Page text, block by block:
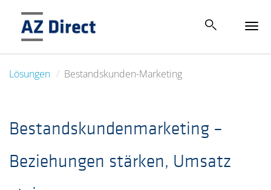
Lösungen Bestandskunden-Marketing
Bestandskundenmarketing –
Beziehungen stärken, Umsatz